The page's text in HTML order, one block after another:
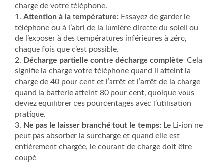
charge de votre téléphone.
1. Attention à la température: Essayez de garder le
téléphone ou à l’abri de la lumière directe du soleil ou
de l’exposer à des températures inférieures à zéro,
chaque fois que c’est possible.
2. Décharge partielle contre décharge complète: Cela
signifie la charge votre téléphone quand il atteint la
charge de 40 pour cent et l’arrêt et l’arrêt de la charge
quand la batterie atteint 80 pour cent, quoique vous
deviez équilibrer ces pourcentages avec l’utilisation
pratique.
3. Ne pas le laisser branché tout le temps: Le Li-ion ne
peut pas absorber la surcharge et quand elle est
entièrement chargée, le courant de charge doit être
coupé.